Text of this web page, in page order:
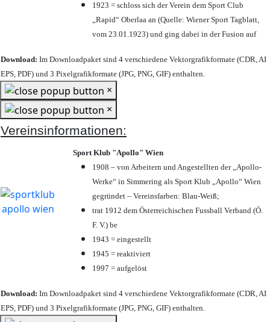
1923 = schloss sich der Verein dem Sport Club
„Rapid“ Oberlaa an (Quelle: Wiener Sport Tagblatt,
vom 23.01.1923) und ging dabei in der Fusion auf
Download: Im Downloadpaket sind 4 verschiedene Vektorgrafikformate (CDR, AI
EPS, PDF) und 3 Pixelgrafikformate (JPG, PNG, GIF) enthalten.
×
×
Vereinsinformationen:
Sport Klub "Apollo" Wien
1908 – von Arbeitern und Angestellten der „Apollo-
Werke“ in Simmering als Sport Klub „Apollo“ Wien
gegründet – Vereinsfarben: Blau-Weiß;
trat 1912 dem Österreichischen Fussball Verband (Ö.
F. V.) be
1943 = eingestellt
1945 = reaktiviert
1997 = aufgelöst
Download: Im Downloadpaket sind 4 verschiedene Vektorgrafikformate (CDR, AI
EPS, PDF) und 3 Pixelgrafikformate (JPG, PNG, GIF) enthalten.